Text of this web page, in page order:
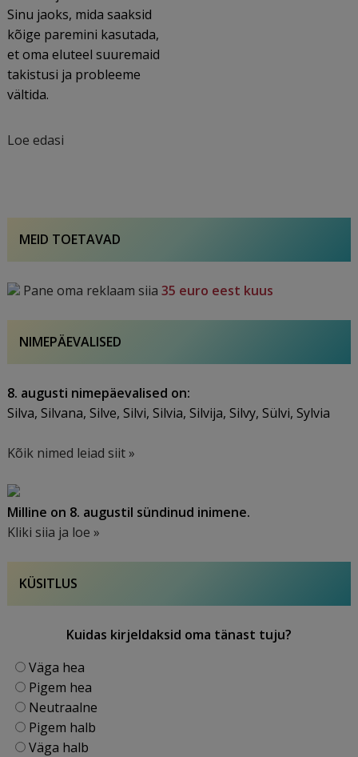
Sinu jaoks, mida saaksid
kõige paremini kasutada,
et oma eluteel suuremaid
takistusi ja probleeme
vältida.
Loe edasi
MEID TOETAVAD
Pane oma reklaam siia35 euro eest kuus
NIMEPÄEVALISED
8. augusti nimepäevalised on:
Silva, Silvana, Silve, Silvi, Silvia, Silvija, Silvy, Sülvi, Sylvia
Kõik nimed leiad siit »
Milline on 8. augustil sündinud inimene.
Kliki siia ja loe »
KÜSITLUS
Kuidas kirjeldaksid oma tänast tuju?
Väga hea
Pigem hea
Neutraalne
Pigem halb
Väga halb